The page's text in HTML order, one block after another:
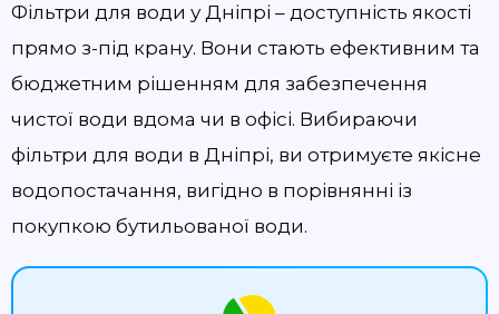
Фільтри для води у Дніпрі – доступність якості
прямо з-під крану. Вони стають ефективним та
бюджетним рішенням для забезпечення
чистої води вдома чи в офісі. Вибираючи
фільтри для води в Дніпрі, ви отримуєте якісне
водопостачання, вигідно в порівнянні із
покупкою бутильованої води.